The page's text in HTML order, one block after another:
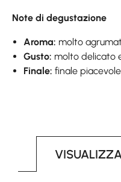
Note di degustazione
Aroma: molto
Gusto: molto delicato
Finale:finale